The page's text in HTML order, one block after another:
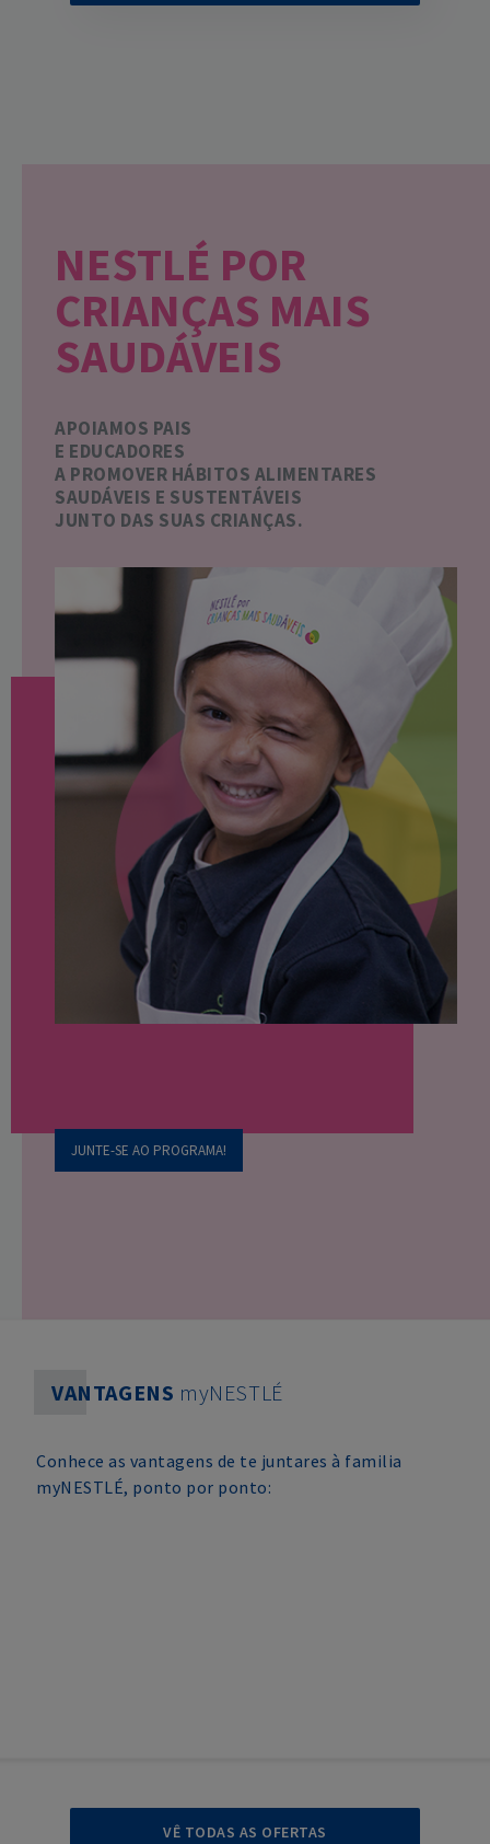
NESTLÉ POR
CRIANÇAS MAIS
SAUDÁVEIS
APOIAMOS PAIS
E EDUCADORES
A PROMOVER HÁBITOS ALIMENTARES
SAUDÁVEIS E SUSTENTÁVEIS
JUNTO DAS SUAS CRIANÇAS.
JUNTE-SE AO PROGRAMA!
VANTAGENS myNESTLÉ
Conhece as vantagens de te juntares à familia
myNESTLÉ, ponto por ponto:
VÊ TODAS AS OFERTAS